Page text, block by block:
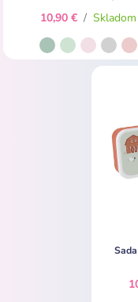
10,90 € / Skladom